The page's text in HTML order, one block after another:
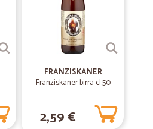
FRANZISKANER
Franziskaner birra cl.50
2,59 €